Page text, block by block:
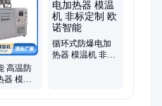
高温防
器 模温
循环式防爆电加
热器 模温机 非标